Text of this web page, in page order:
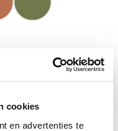
cookies
en advertenties te